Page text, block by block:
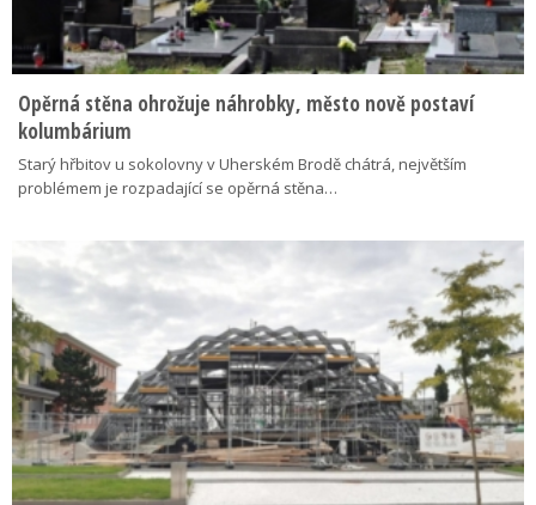
Opěrná stěna ohrožuje náhrobky, město nově postaví
kolumbárium
Starý hřbitov u sokolovny v Uherském Brodě chátrá, největším
problémem je rozpadající se opěrná stěna…